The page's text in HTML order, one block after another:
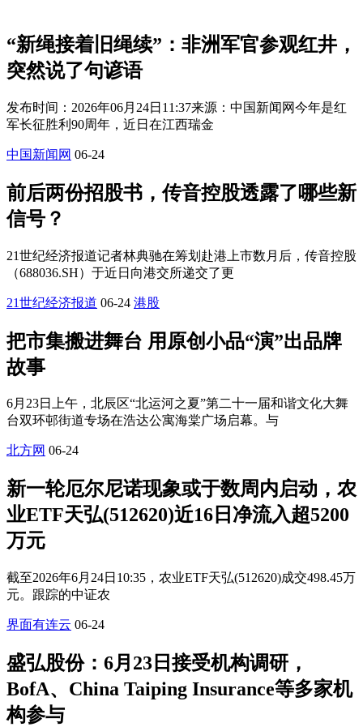
“新绳接着旧绳续”：非洲军官参观红井，
突然说了句谚语
发布时间：2026年06月24日11:37来源：中国新闻网今年是红
军长征胜利90周年，近日在江西瑞金
中国新闻网 06-24
前后两份招股书，传音控股透露了哪些新
信号？
21世纪经济报道记者林典驰在筹划赴港上市数月后，传音控股
（688036.SH）于近日向港交所递交了更
21世纪经济报道 06-24 港股
把市集搬进舞台 用原创小品“演”出品牌
故事
6月23日上午，北辰区“北运河之夏”第二十一届和谐文化大舞
台双环邨街道专场在浩达公寓海棠广场启幕。与
北方网 06-24
新一轮厄尔尼诺现象或于数周内启动，农
业ETF天弘(512620)近16日净流入超5200
万元
截至2026年6月24日10:35，农业ETF天弘(512620)成交498.45万
元。跟踪的中证农
界面有连云 06-24
盛弘股份：6月23日接受机构调研，
BofA、China Taiping Insurance等多家机
构参与